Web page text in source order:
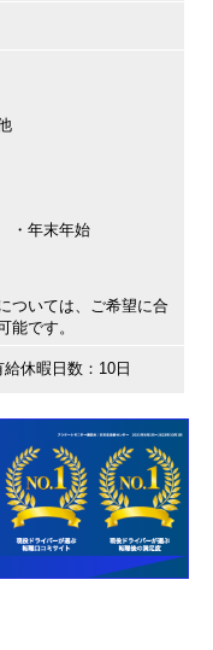
・年末年始
ついては、ご希望に合
能です。
休暇日数：10日